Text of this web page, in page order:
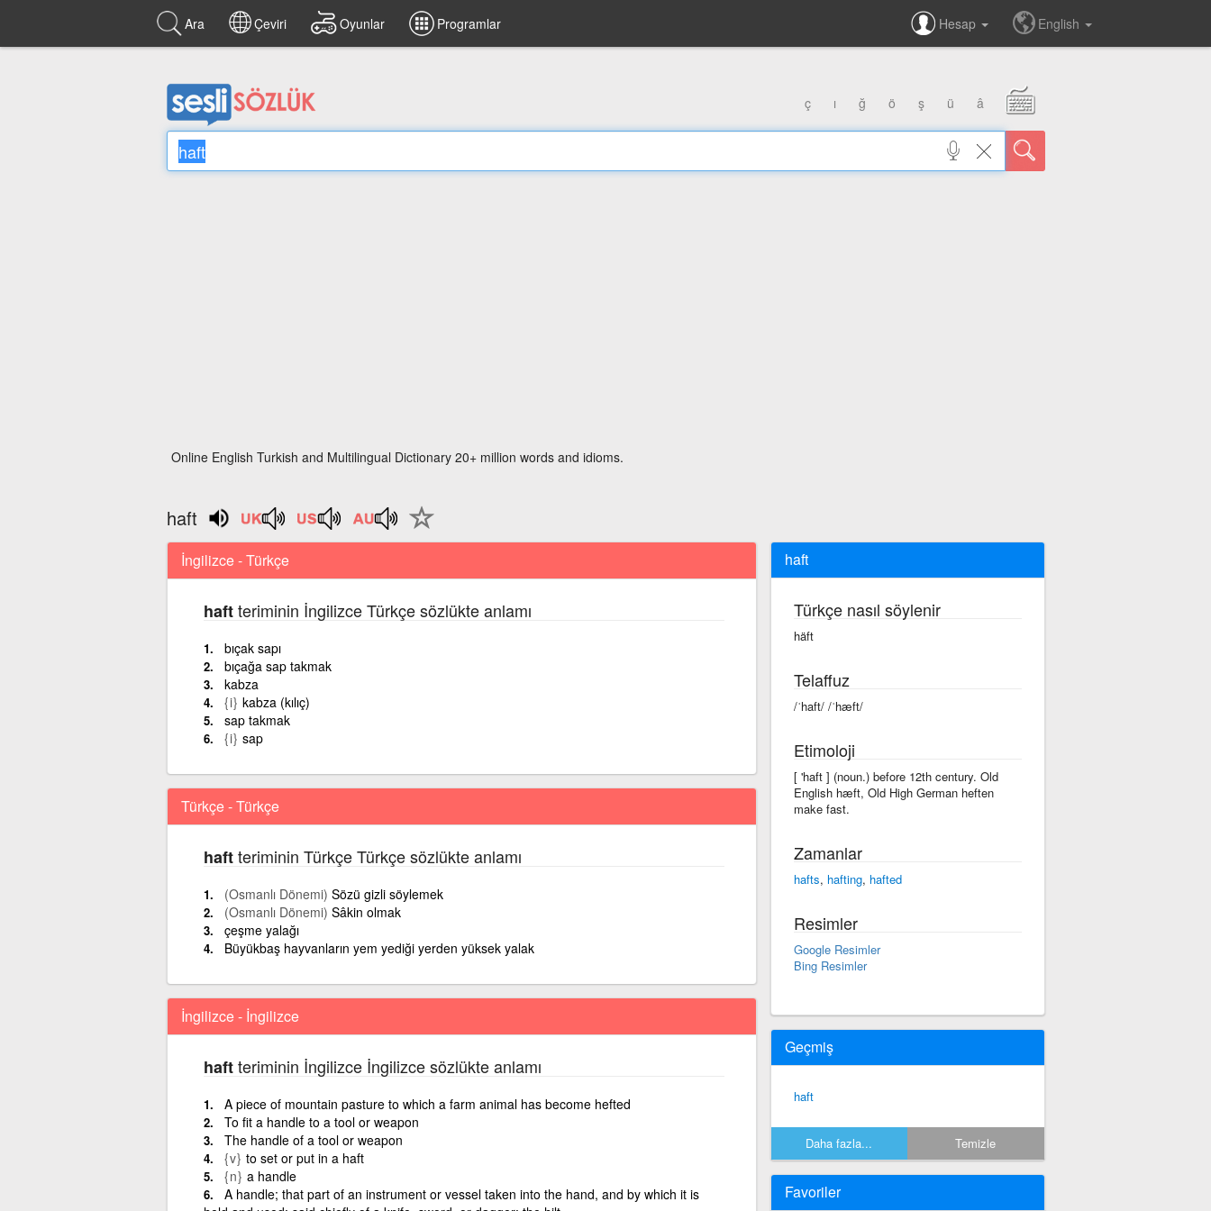
Ara Çeviri Oyunlar Programlar Hesap English
ç ı ğ ö ş ü â
Online English Turkish and Multilingual Dictionary 20+ million words and idioms.
haft
İngilizce - Türkçe
haftteriminin İngilizce Türkçe sözlükte anlamı
bıçak sapı
bıçağa sap takmak
kabza
{i} kabza (kılıç)
sap takmak
{i} sap
Türkçe - Türkçe
haftteriminin Türkçe Türkçe sözlükte anlamı
(Osmanlı Dönemi) Sözü gizli söylemek
(Osmanlı Dönemi) Sâkin olmak
çeşme yalağı
Büyükbaş hayvanların yem yediği yerden yüksek yalak
İngilizce - İngilizce
haftteriminin İngilizce İngilizce sözlükte anlamı
A piece of mountain pasture to which a farm animal has become hefted
To fit a handle to a tool or weapon
The handle of a tool or weapon
{v} to set or put in a haft
{n} a handle
A handle; that part of an instrument or vessel taken into the hand, and by which it is
haft
Türkçe nasıl söylenir
häft
Telaffuz
/ˈhaft/ /ˈhæft/
Etimoloji
[ 'haft ] (noun.) before 12th century. Old
English hæft, Old High German heften
make fast.
Zamanlar
hafts, hafting, hafted
Resimler
Google Resimler
Bing Resimler
Geçmiş
haft
Daha fazla... Temizle
Favoriler